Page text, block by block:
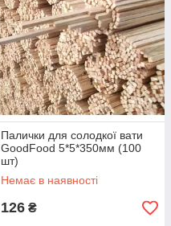
Палички для солодкої вати
GoodFood 5*5*350мм (100
шт)
Немає в наявності
126 ₴